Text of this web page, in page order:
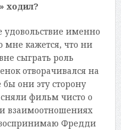
ходил?
именно
мне кажется, что ни
сыграть роль
отворачивался на
они эту сторону
фильм чисто о
взаимоотношениях
Фредди